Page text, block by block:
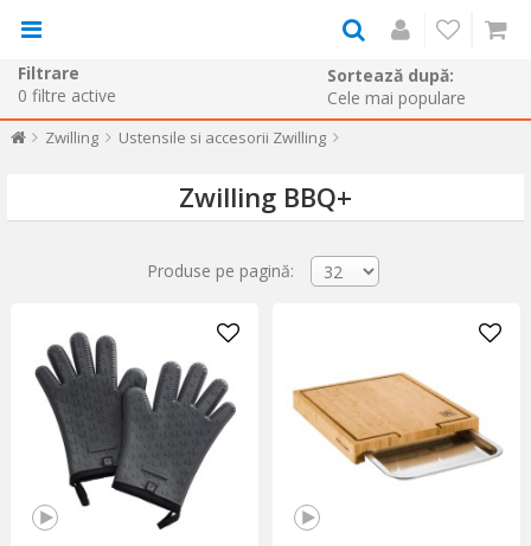
Filtrare
0 filtre active
Sortează după:
Zwilling Ustensile si accesorii Zwilling
Zwilling BBQ+
Produse pe pagină: